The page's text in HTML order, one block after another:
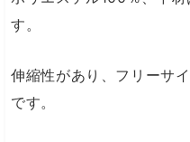
す。
伸縮性があり、フリーサ
です。